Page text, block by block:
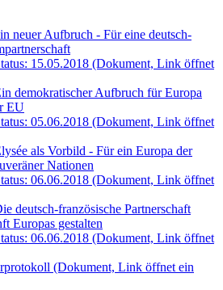
neuer Aufbruch - Für eine deutsch-
15.05.2018 (Dokument, Link öffnet
demokratischer Aufbruch für Europa
EU
05.06.2018 (Dokument, Link öffnet
als Vorbild - Für ein Europa der
Nationen
06.06.2018 (Dokument, Link öffnet
deutsch-französische Partnerschaft
Europas gestalten
06.06.2018 (Dokument, Link öffnet
(Dokument, Link öffnet ein